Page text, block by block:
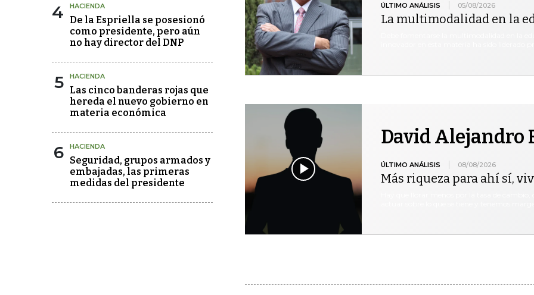
4 HACIENDA
De la Espriella se posesionó
como presidente, pero aún
no hay director del DNP
5 HACIENDA
Las cinco banderas rojas que
hereda el nuevo gobierno en
materia económica
6 HACIENDA
Seguridad, grupos armados y
embajadas, las primeras
medidas del presidente
ÚLTIMO ANÁLISIS 05/08/2026
La multimodalidad en la
David Alejandro
ÚLTIMO ANÁLISIS 08/08/2026
Más riqueza para ahí sí,